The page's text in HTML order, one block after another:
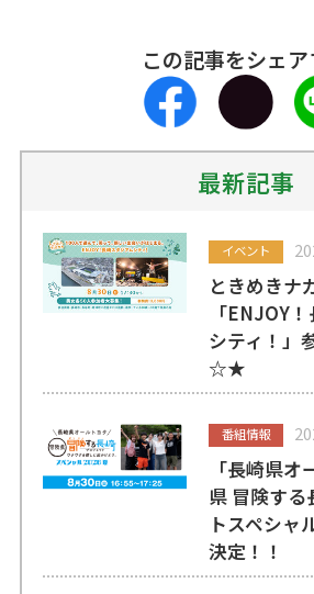
この記事をシェア
最新記事
イベント
ときめきナ
「ENJOY
シティ！」
☆★
番組情報
「長崎県
県 冒険する
トスペシャ
決定！！